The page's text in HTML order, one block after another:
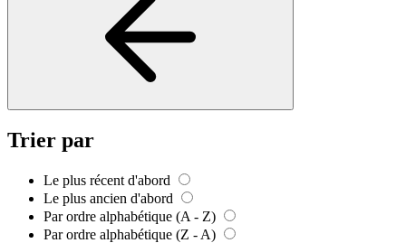
Trier par
Le plus récent d'abord
Le plus ancien d'abord
Par ordre alphabétique (A - Z)
Par ordre alphabétique (Z - A)